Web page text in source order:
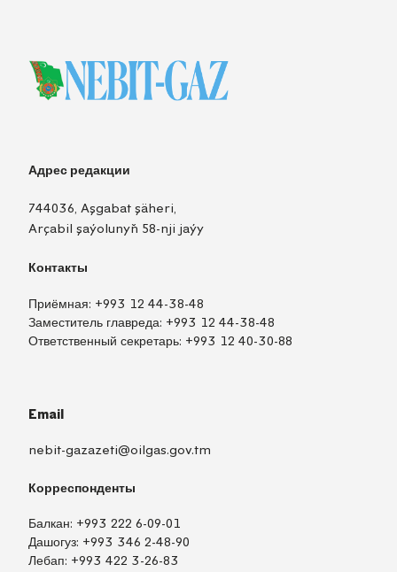
Адрес редакции
744036, Aşgabat şäheri,
Arçabil şaýolunyň 58-nji jaýy
Контакты
Приёмная: +993 12 44-38-48
Заместитель главреда: +993 12 44-38-48
Ответственный секретарь: +993 12 40-30-88
Email
nebit-gazazeti@oilgas.gov.tm
Корреспонденты
Балкан: +993 222 6-09-01
Дашогуз: +993 346 2-48-90
Лебап: +993 422 3-26-83